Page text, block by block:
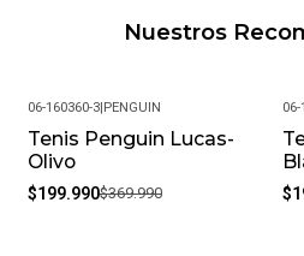
Nuestros
-46%
06-160360-3|PENGUIN
Tenis Penguin Lucas-
Olivo
$199.990$369.990